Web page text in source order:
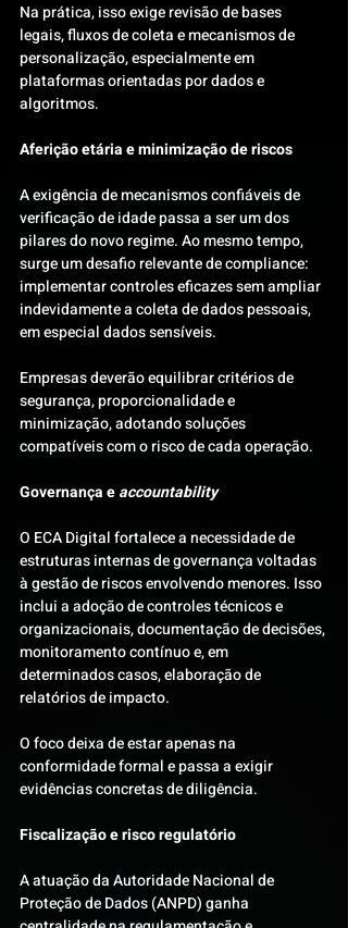
Na prática, isso exige revisão de bases
legais, fluxos de coleta e mecanismos de
personalização, especialmente em
plataformas orientadas por dados e
algoritmos.
Aferição etária e minimização de riscos
A exigência de mecanismos confiáveis de
verificação de idade passa a ser um dos
pilares do novo regime. Ao mesmo tempo,
surge um desafio relevante de compliance:
implementar controles eficazes sem ampliar
indevidamente a coleta de dados pessoais,
em especial dados sensíveis.
Empresas deverão equilibrar critérios de
segurança, proporcionalidade e
minimização, adotando soluções
compatíveis com o risco de cada operação.
Governança e accountability
O ECA Digital fortalece a necessidade de
estruturas internas de governança voltadas
à gestão de riscos envolvendo menores. Isso
inclui a adoção de controles técnicos e
organizacionais, documentação de decisões,
monitoramento contínuo e, em
determinados casos, elaboração de
relatórios de impacto.
O foco deixa de estar apenas na
conformidade formal e passa a exigir
evidências concretas de diligência.
Fiscalização e risco regulatório
A atuação da Autoridade Nacional de
Proteção de Dados (ANPD) ganha